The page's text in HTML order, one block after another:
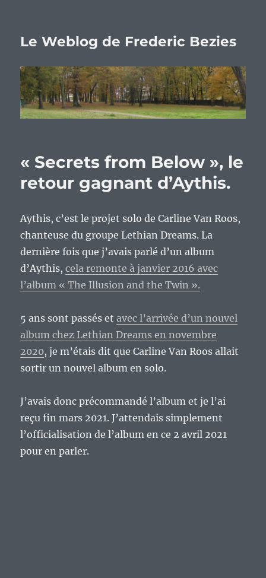
Le Weblog de Frederic Bezies
« Secrets from Below », le
retour gagnant d’Aythis.
Aythis, c’est le projet solo de Carline Van Roos,
chanteuse du groupe Lethian Dreams. La
dernière fois que j’avais parlé d’un album
d’Aythis,cela remonte à janvier 2016 avec
l’album « The Illusion and the Twin ».
5 ans sont passés etavec l’arrivée d’un nouvel
album chez Lethian Dreams en novembre
2020, je m’étais dit que Carline Van Roos allait
sortir un nouvel album en solo.
J’avais donc précommandé l’album et je l’ai
reçu fin mars 2021. J’attendais simplement
l’officialisation de l’album en ce 2 avril 2021
pour en parler.